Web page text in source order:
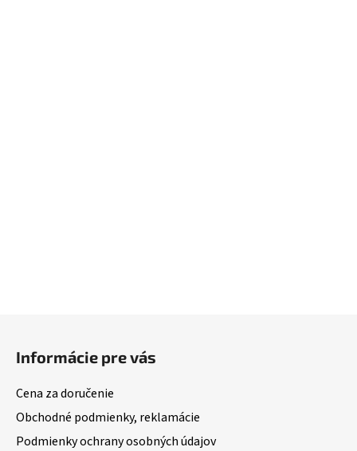
Informácie pre vás
Cena za doručenie
Obchodné podmienky, reklamácie
Podmienky ochrany osobných údajov